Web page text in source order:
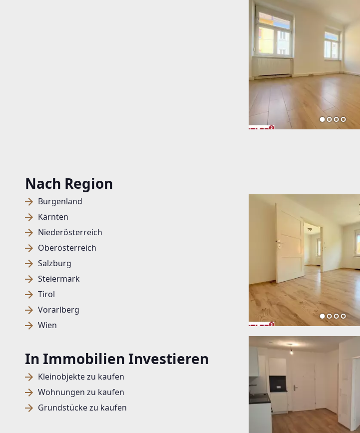
Nach Region
Burgenland
Kärnten
Niederösterreich
Oberösterreich
Salzburg
Steiermark
Tirol
Vorarlberg
Wien
In Immobilien Investieren
Kleinobjekte zu kaufen
Wohnungen zu kaufen
Grundstücke zu kaufen